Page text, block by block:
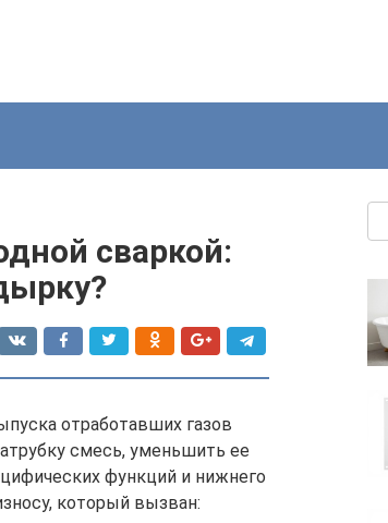
сваркой:
отработавших газов
смесь, уменьшить ее
функций и нижнего
который вызван: